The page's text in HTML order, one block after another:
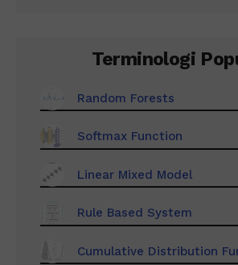
Terminologi
Random Forests
Softmax Function
Linear Mixed Model
Rule Based System
Cumulative Distribution